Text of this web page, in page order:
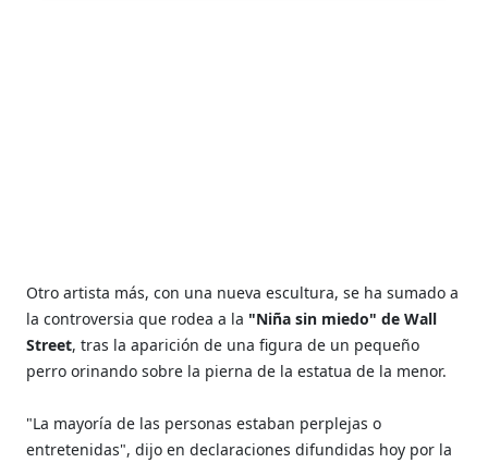
Otro artista más, con una nueva escultura, se ha sumado a
la controversia que rodea a la "Niña sin miedo" de Wall
Street, tras la aparición de una figura de un pequeño
perro orinando sobre la pierna de la estatua de la menor.
"La mayoría de las personas estaban perplejas o
entretenidas", dijo en declaraciones difundidas hoy por la